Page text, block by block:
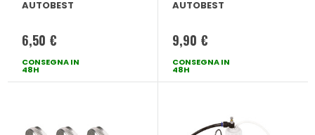
AUTOBEST
6,50 €
CONSEGNA IN
48H
AUTOBEST
9,90 €
CONSEGNA IN
48H